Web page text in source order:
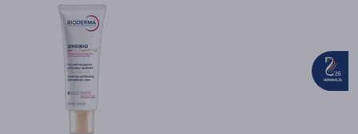
Demakijaż (16)
Bez alkoholu
pokaż więcej
Pora stosowania